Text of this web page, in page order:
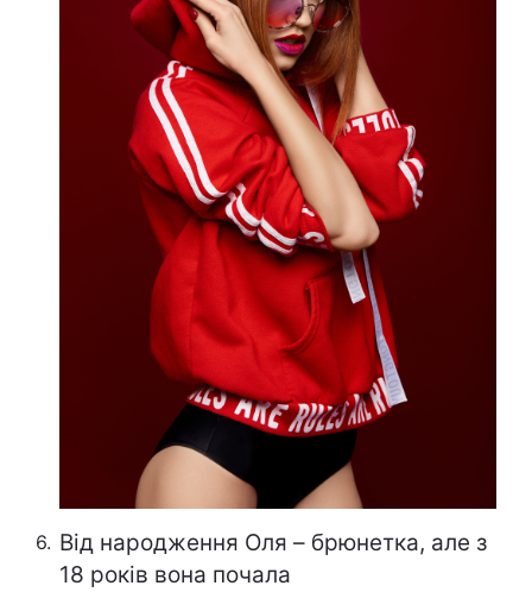
Від народження Оля – брюнетка, але з
18 років вона почала